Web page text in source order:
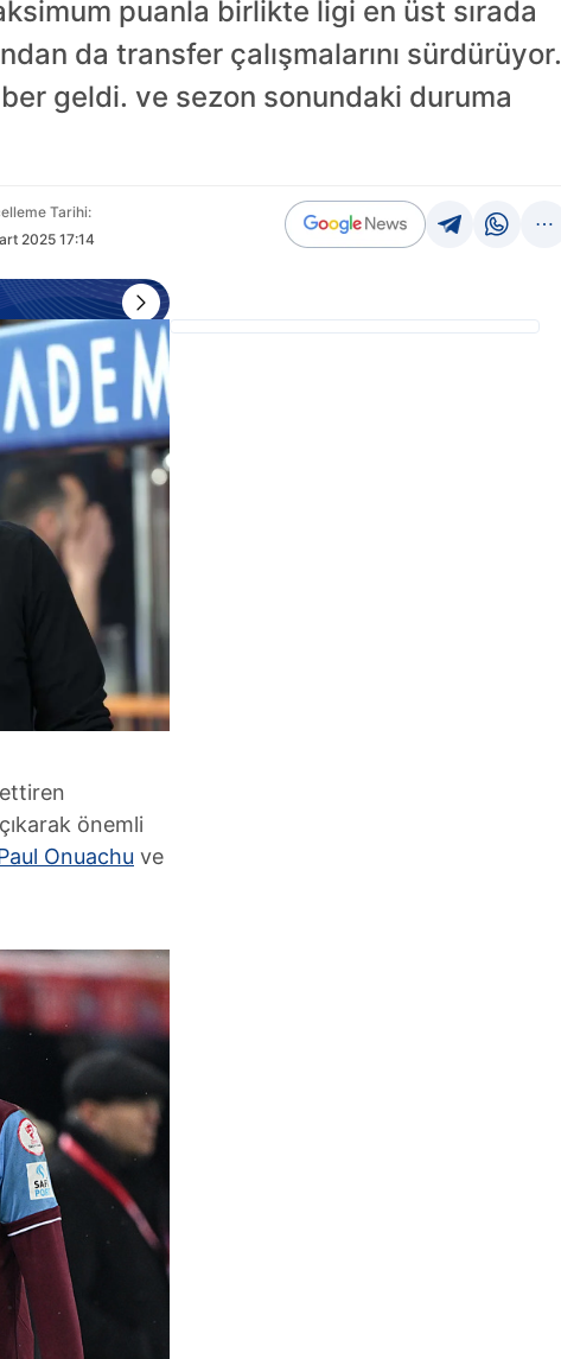
puanla birlikte ligi en üst sırada
da transfer çalışmalarını sürdürüyor.
geldi. ve sezon sonundaki duruma
Tarihi:
2025 17:14
önemli
Onuachu ve